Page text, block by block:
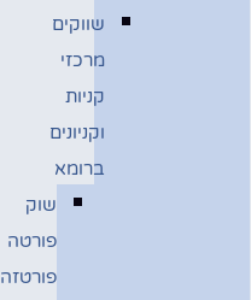
שווקים
מרכזי
קניות
וקניונים
ברומא
שוק
פורטה
פורטזה